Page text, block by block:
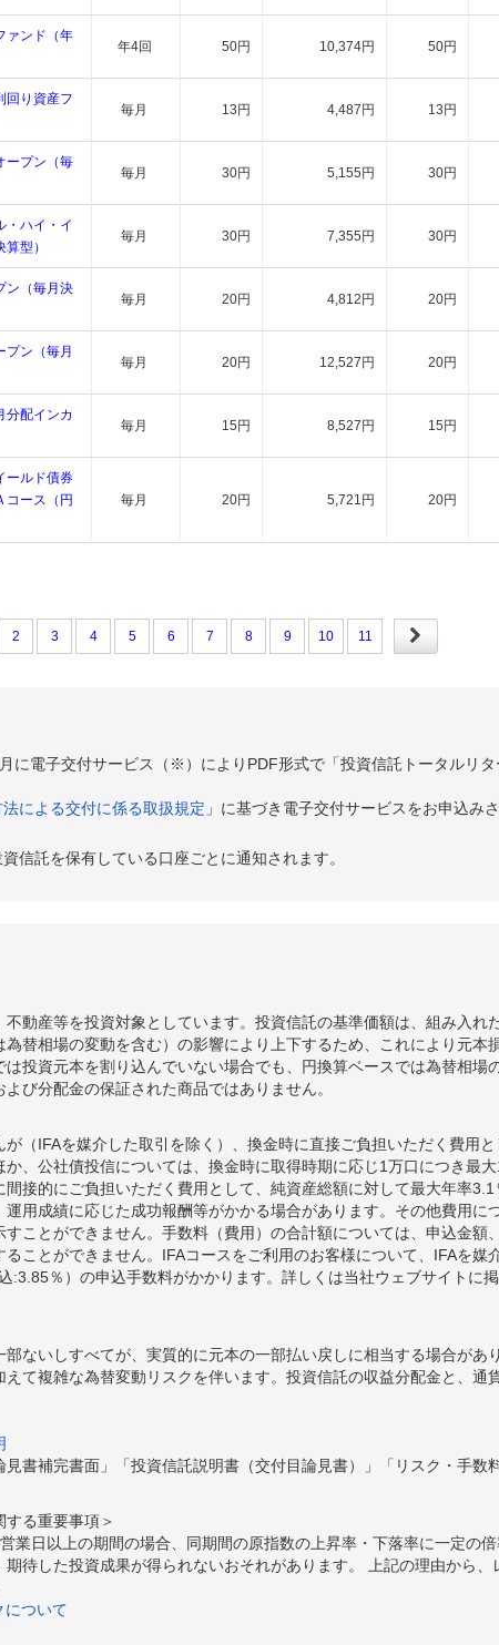
ァンド（年
年4回 50円 10,374円 50円
回り資産フ
毎月 13円 4,487円 13円
ープン（毎
毎月 30円 5,155円 30円
・ハイ・イ
型）
毎月 30円 7,355円 30円
ン（毎月決
毎月 20円 4,812円 20円
プン（毎月
毎月 20円 12,527円 20円
分配インカ
毎月 15円 8,527円 15円
ールド債券
コース（円
毎月 20円 5,721円 20円
2 3 4 5 6 7 8 9 10 11
に電子交付サービス（※）によりPDF形式で「投資信託トータルリタ
による交付に係る取扱規定 」に基づき電子交付サービスをお申込み
信託を保有している口座ごとに通知されます。
動産等を投資対象としています。投資信託の基準価額は、組み入れ
替相場の変動を含む）の影響により上下するため、これにより元本
投資元本を割り込んでいない場合でも、円換算ベースでは為替相場
び分配金の保証された商品ではありません。
（IFAを媒介した取引を除く）、換金時に直接ご負担いただく費用
、公社債投信については、換金時に取得時期に応じ1万口につき最
接的にご負担いただく費用として、純資産総額に対して最大年率
用成績に応じた成功報酬等がかかる場合があります。その他費用に
ことができません。手数料（費用）の合計額については、申込金額
ことができません。IFAコースをご利用のお客様について、IFAを媒
:3.85％）の申込手数料がかかります。詳しくは当社ウェブサイトに
ないしすべてが、実質的に元本の一部払い戻しに相当する場合があ
て複雑な為替変動リスクを伴います。投資信託の収益分配金と、通
書補完書面」「投資信託説明書（交付目論見書）」「リスク・手数
る重要事項＞
業日以上の期間の場合、同期間の原指数の上昇率・下落率に一定の
待した投資成果が得られないおそれがあります。 上記の理由から、
について